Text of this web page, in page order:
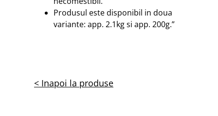
Produsul este disponibil in doua
variante: app. 2.1kg si app. 200g.”
< Inapoi la produse